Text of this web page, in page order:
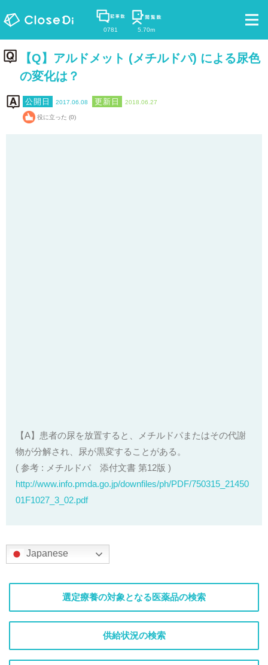
0781 5.70m
【Q】アルドメット (メチルドパ) による尿色
の変化は？
2017.06.08 2018.06.27
役に立った (0)
【A】患者の尿を放置すると、メチルドパまたはその代謝
物が分解され、尿が黒変することがある。
( 参考 : メチルドパ 添付文書 第12版 )
http://www.info.pmda.go.jp/downfiles/ph/PDF/750315_21450
01F1027_3_02.pdf
Japanese
選定療養の対象となる医薬品の検索
供給状況の検索